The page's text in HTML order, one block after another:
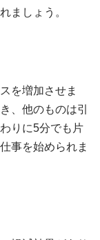
ましょう。
を増加させま
、他のものは引
りに5分でも片
事を始められま